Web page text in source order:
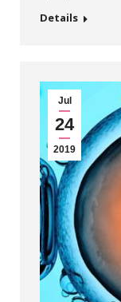
Details
Jul
24
2019